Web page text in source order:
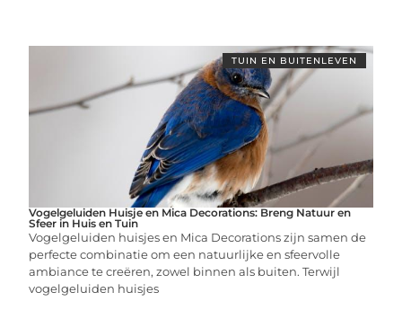
TUIN EN BUITENLEVEN
Vogelgeluiden Huisje en Mica Decorations: Breng Natuur en
Sfeer in Huis en Tuin
Vogelgeluiden huisjes en Mica Decorations zijn samen de
perfecte combinatie om een natuurlijke en sfeervolle
ambiance te creëren, zowel binnen als buiten. Terwijl
vogelgeluiden huisjes